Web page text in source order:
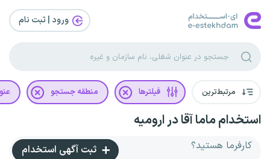
ورود | ثبت‌ نام
مرتبط‌ترین فیلترها منطقه جستجو
استخدام ماما آقا در ارومیه
کارفرما هستید؟ ثبت آگهی استخدام